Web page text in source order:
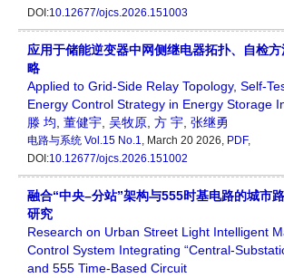
DOI:10.12677/ojcs.2026.151003
应用于储能逆变器中网侧继电器拓扑、自检
略
Applied to Grid-Side Relay Topology, Self-
Energy Control Strategy in Energy Storage
滕 均, 董健宇, 吴牧原, 方 宇, 张继勇
电路与系统 Vol.15 No.1, March 20 2026, PDF,
DOI:10.12677/ojcs.2026.151002
融合“中央–分站”架构与555时基电路的城市
研究
Research on Urban Street Light Intelligent
Control System Integrating “Central-
and 555 Time-Based Circuit